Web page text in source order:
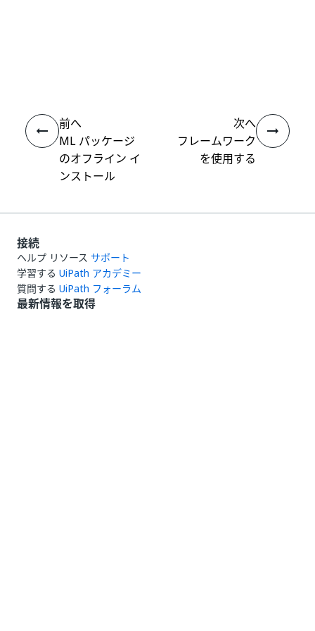
前へ
ML パッケージ
のオフライン イ
ンストール
次へ
フレームワーク
を使用する
接続
ヘルプ リソース サポート
学習する UiPath アカデミー
質問する UiPath フォーラム
最新情報を取得